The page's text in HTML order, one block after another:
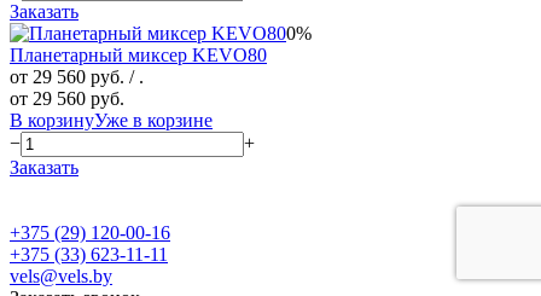
Заказать
0%
Планетарный миксер KEVO80
от 29 560 руб. / .
от 29 560 руб.
В корзинуУже в корзине
−
+
Заказать
+375 (29) 120-00-16
+375 (33) 623-11-11
vels@vels.by